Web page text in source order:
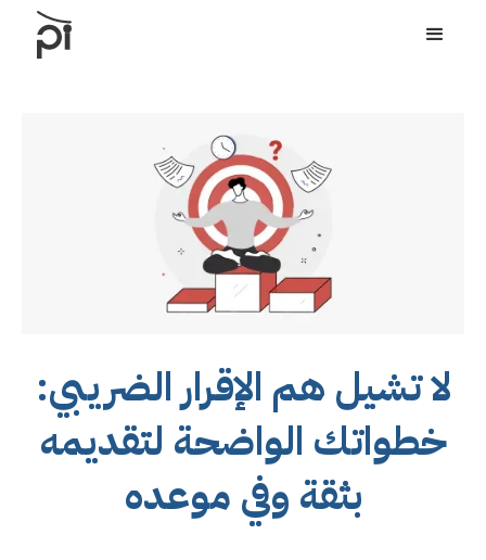
لا تشيل هم الإقرار الضريبي:
خطواتك الواضحة لتقديمه
بثقة وفي موعده